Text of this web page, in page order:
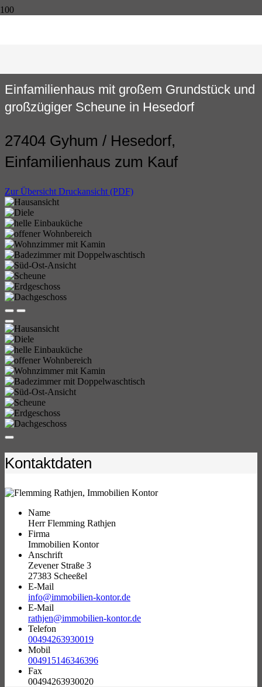
Einfamilienhaus mit großem Grundstück und
großzügiger Scheune in Hesedorf
27404 Gyhum / Hesedorf,
Einfamilienhaus zum Kauf
Zur Übersicht Druckansicht (PDF)
Kontaktdaten
Name
Herr Flemming Rathjen
Firma
Immobilien Kontor
Anschrift
Zevener Straße 3
27383 Scheeßel
E-Mail
info@immobilien-kontor.de
E-Mail
rathjen@immobilien-kontor.de
Telefon
00494263930019
Mobil
004915146346396
Fax
00494263930020